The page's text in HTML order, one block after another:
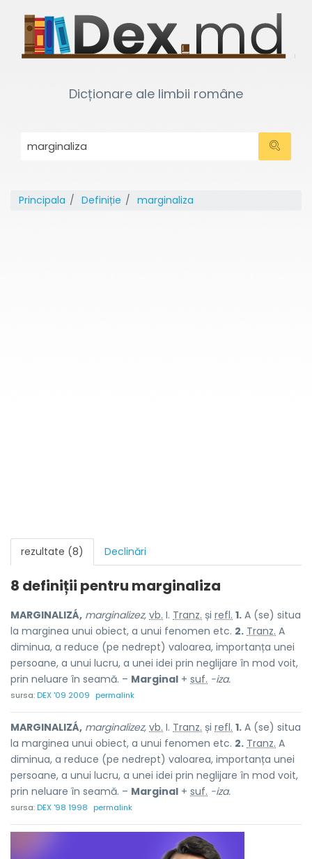
Dicționare ale limbii române
Principala Definiție marginaliza
rezultate (8) Declinări
8 definiții pentru marginaliza
MARGINALIZÁ, marginalizez, vb. I. Tranz. și refl. 1. A (se) situa
la marginea unui obiect, a unui fenomen etc. 2. Tranz. A
diminua, a reduce (pe nedrept) valoarea, importanța unei
persoane, a unui lucru, a unei idei prin neglijare în mod voit,
prin neluare în seamă. – Marginal + suf. -iza.
sursa:DEX '09 2009 permalink
MARGINALIZÁ, marginalizez, vb. I. Tranz. și refl. 1. A (se) situa
la marginea unui obiect, a unui fenomen etc. 2. Tranz. A
diminua, a reduce (pe nedrept) valoarea, importanța unei
persoane, a unui lucru, a unei idei prin neglijare în mod voit,
prin neluare în seamă. – Marginal + suf. -iza.
sursa:DEX '98 1998 permalink